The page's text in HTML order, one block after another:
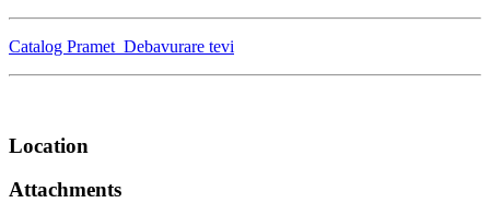
Catalog Pramet_Debavurare tevi
Location
Attachments